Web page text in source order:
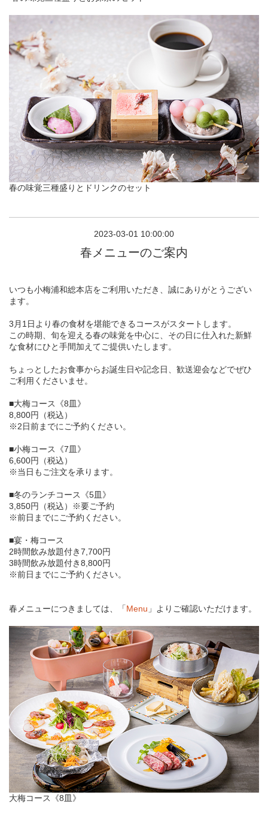
春の味覚三種盛りとドリンクのセット
2023-03-01 10:00:00
春メニューのご案内
いつも小梅浦和総本店をご利用いただき、誠にありがとうござい
ます。
3月1日より春の食材を堪能できるコースがスタートします。
この時期、旬を迎える春の味覚を中心に、その日に仕入れた新鮮
な食材にひと手間加えてご提供いたします。
ちょっとしたお食事からお誕生日や記念日、歓送迎会などでぜひ
ご利用くださいませ。
■大梅コース《8皿》
8,800円（税込）
※2日前までにご予約ください。
■小梅コース《7皿》
6,600円（税込）
※当日もご注文を承ります。
■冬のランチコース《5皿》
3,850円（税込）※要ご予約
※前日までにご予約ください。
■宴・梅コース
2時間飲み放題付き7,700円
3時間飲み放題付き8,800円
※前日までにご予約ください。
春メニューにつきましては、「Menu 」よりご確認いただけます。
大梅コース《8皿》